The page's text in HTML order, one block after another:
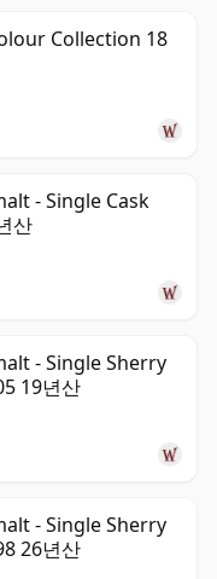
Collection 18
- Single Cask
산
- Single Sherry
19년산
- Single Sherry
26년산